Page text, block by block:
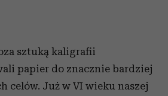
sztuką kaligrafii
papier do znacznie bardziej
celów. Już w VI wieku naszej